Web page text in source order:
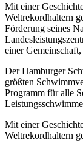
Mit einer
Weltrekordhaltern
Förderung seines
einer
Der Hamburger
größten
Programm für alle
Mit einer
Weltrekordhaltern